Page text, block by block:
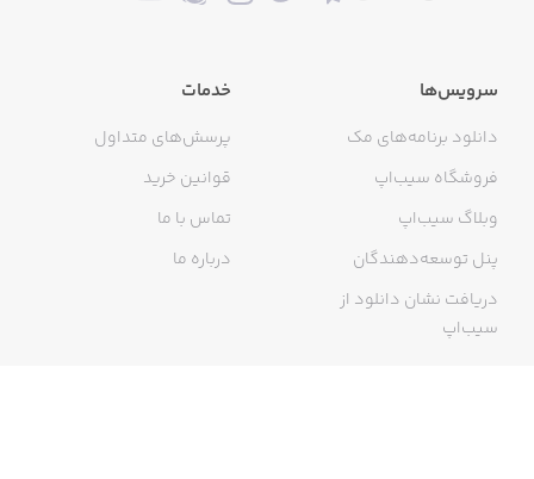
سرویس‌ها
دانلود برنامه‌های مک
فروشگاه سیب‌اپ
وبلاگ سیب‌اپ
پنل توسعه‌دهندگان
دریافت نشان دانلود از
سیب‌اپ
خدمات
پرسش‌های متداول
قوانین خرید
تماس با ما
درباره ما